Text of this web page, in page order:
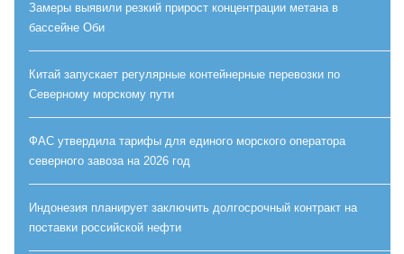
Замеры выявили резкий прирост концентрации метана в
бассейне Оби
Китай запускает регулярные контейнерные перевозки по
Северному морскому пути
ФАС утвердила тарифы для единого морского оператора
северного завоза на 2026 год
Индонезия планирует заключить долгосрочный контракт на
поставки российской нефти